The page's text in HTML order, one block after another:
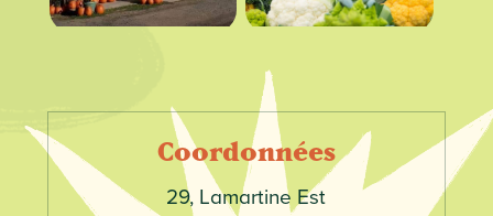
Coordonnées
Adresse
29, Lamartine Est